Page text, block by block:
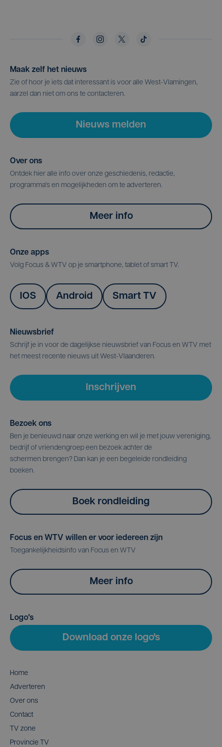
Maak zelf het nieuws
Zie of hoor je iets dat interessant is voor alle West-Vlamingen,
aarzel dan niet om ons te contacteren.
Nieuws melden
Over ons
Ontdek hier alle info over onze geschiedenis, redactie,
programma's en mogelijkheden om te adverteren.
Meer info
Onze apps
Volg Focus & WTV op je smartphone, tablet of smart TV.
IOS Android Smart TV
Nieuwsbrief
Schrijf je in voor de dagelijkse nieuwsbrief van Focus en WTV met
het meest recente nieuws uit West-Vlaanderen.
Inschrijven
Bezoek ons
Ben je benieuwd naar onze werking en wil je met jouw vereniging,
bedrijf of vriendengroep een bezoek achter de
schermen brengen? Dan kan je een begeleide rondleiding
boeken.
Boek rondleiding
Focus en WTV willen er voor iedereen zijn
Toegankelijkheidsinfo van Focus en WTV
Meer info
Logo's
Download onze logo's
Home
Adverteren
Over ons
Contact
TV zone
Provincie TV